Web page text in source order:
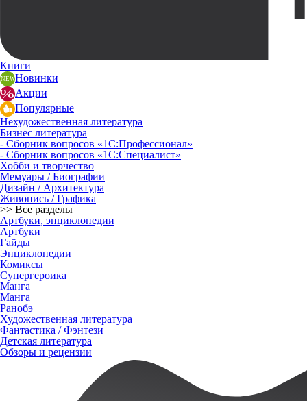
Книги
Новинки
Акции
Популярные
Нехудожественная литература
Бизнес литература
- Сборник вопросов «1С:Профессионал»
- Сборник вопросов «1С:Специалист»
Хобби и творчество
Мемуары / Биографии
Дизайн / Архитектура
Живопись / Графика
>> Все разделы
Артбуки, энциклопедии
Артбуки
Гайды
Энциклопедии
Комиксы
Супергероика
Манга
Манга
Ранобэ
Художественная литература
Фантастика / Фэнтези
Детская литература
Обзоры и рецензии